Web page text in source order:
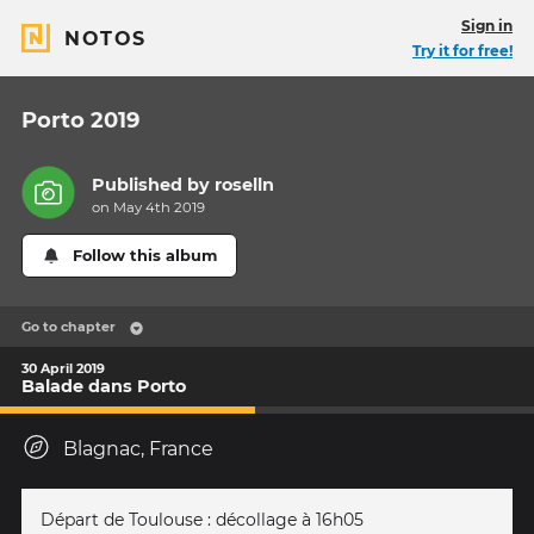
NOTOS
Sign in
Try it for free!
Porto 2019
Published by roselln
on May 4th 2019
Follow this album
Go to chapter
30 April 2019
Balade dans Porto
Blagnac, France
Départ de Toulouse : décollage à 16h05